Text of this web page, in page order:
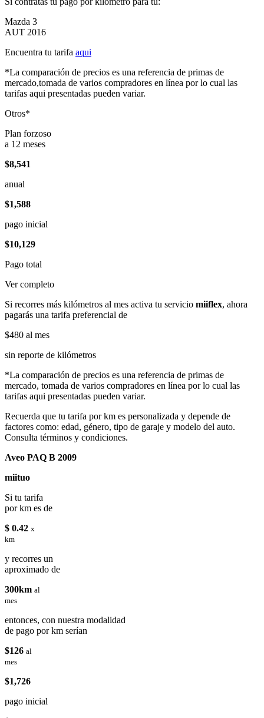
Mazda 3
AUT 2016
Encuentra tu tarifa aqui
*La comparación de precios es una referencia de primas de
mercado,tomada de varios compradores en línea por lo cual las
tarifas aqui presentadas pueden variar.
Otros*
Plan forzoso
a 12 meses
$8,541
anual
$1,588
pago inicial
$10,129
Pago total
Ver completo
Si recorres más kilómetros al mes activa tu servicio miiflex, ahora
pagarás una tarifa preferencial de
$480 al mes
sin reporte de kilómetros
*La comparación de precios es una referencia de primas de
mercado, tomada de varios compradores en línea por lo cual las
tarifas aqui presentadas pueden variar.
Recuerda que tu tarifa por km es personalizada y depende de
factores como: edad, género, tipo de garaje y modelo del auto.
Consulta términos y condiciones.
Aveo PAQ B 2009
miituo
Si tu tarifa
por km es de
$ 0.42 x
km
y recorres un
aproximado de
300km al
mes
entonces, con nuestra modalidad
de pago por km serían
$126 al
mes
$1,726
pago inicial